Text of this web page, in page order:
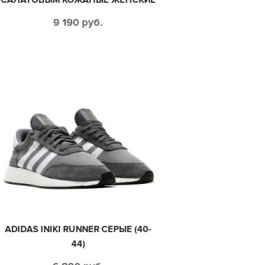
9 190 руб.
ADIDAS INIKI RUNNER СЕРЫЕ (40-
44)